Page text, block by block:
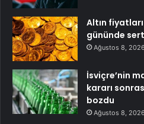
Altın
gününde
Ağustos 8, 2026
İsviçre’nin
kararı
bozdu
Ağustos 8, 2026